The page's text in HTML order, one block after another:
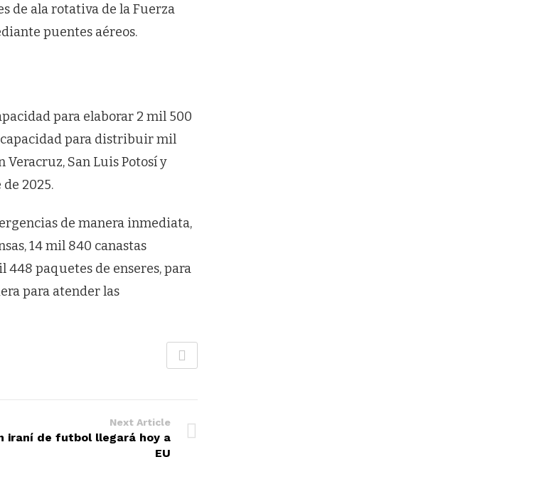
de ala rotativa de la Fuerza
puentes aéreos.
para elaborar 2 mil 500
para distribuir mil
San Luis Potosí y
2025.
de manera inmediata,
14 mil 840 canastas
paquetes de enseres, para
para atender las
Next Article
iraní de futbol llegará hoy a
EU